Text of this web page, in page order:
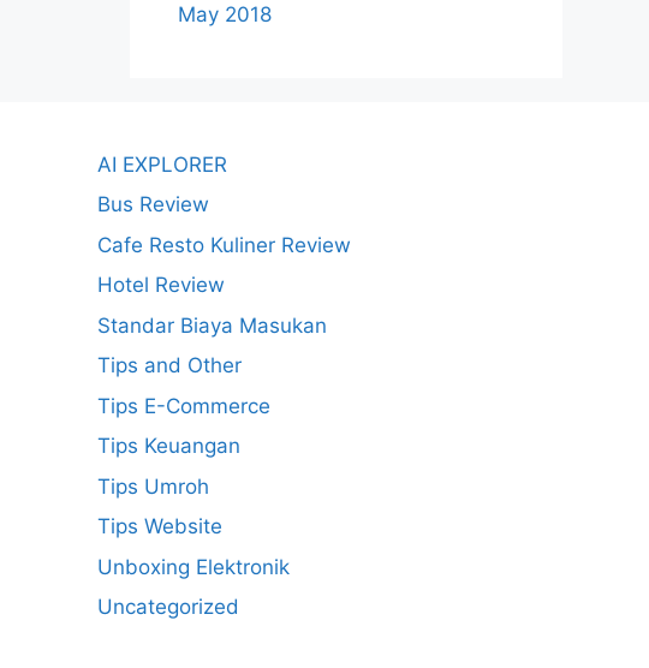
May 2018
AI EXPLORER
Bus Review
Cafe Resto Kuliner Review
Hotel Review
Standar Biaya Masukan
Tips and Other
Tips E-Commerce
Tips Keuangan
Tips Umroh
Tips Website
Unboxing Elektronik
Uncategorized